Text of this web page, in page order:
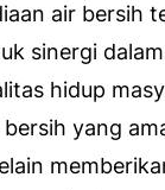
air bersih
sinergi
hidup
bersih yang